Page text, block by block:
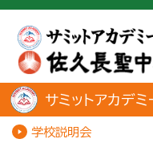
サミットアカデ
学校説明会